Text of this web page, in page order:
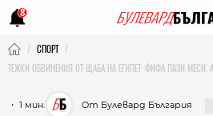
8
СПОРТ
ТЕЖКИ ОБВИНЕНИЯ ОТ ЩАБА НА ЕГИПЕТ: ФИФА ПАЗИ МЕСИ,
・ 1 мин. От Булевард България